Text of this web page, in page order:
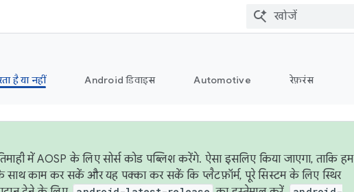
है या नहीं Android डिवाइस Automotive रेफ़रंस
में AOSP के लिए सोर्स कोड पब्लिश करेंगे. ऐसा इसलिए किया जाएगा, ताकि हम
काम कर सकें और यह पक्का कर सकें कि प्लैटफ़ॉर्म, पूरे सिस्टम के लिए स्थिर